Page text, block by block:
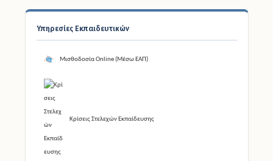
Υπηρεσίες Εκπαιδευτικών
Μισθοδοσία Online (Μέσω ΕΑΠ)
Κρίσεις Στελεχών Εκπαίδευσης